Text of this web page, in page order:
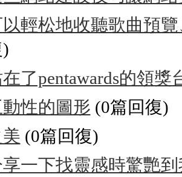
以輕松地收聽歌曲預
了pentawards的領獎
性的圖形 (0篇回復)
(0篇回復)
一下找靈感時驚艷